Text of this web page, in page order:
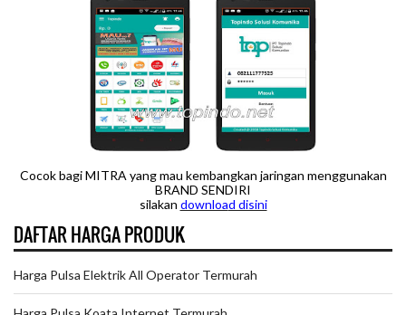
Cocok bagi MITRA yang mau kembangkan jaringan menggunakan
BRAND SENDIRI
silakan download disini
DAFTAR HARGA PRODUK
Harga Pulsa Elektrik All Operator Termurah